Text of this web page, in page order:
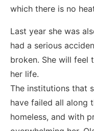
which there is no
Last year she was
had a serious
broken. She will
her life.
The institutions that
have failed all along
homeless, and with